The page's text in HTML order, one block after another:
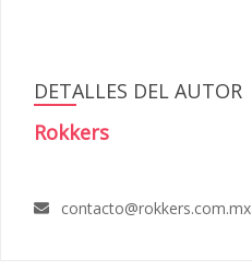
DETALLES DEL AUTOR
Rokkers
contacto@rokkers.com.mx